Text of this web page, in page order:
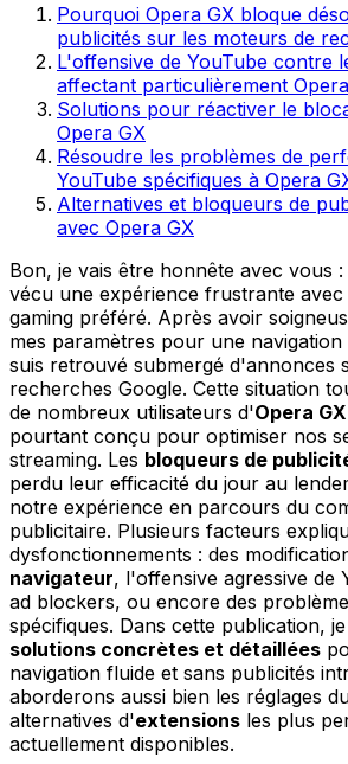
Pourquoi Opera GX bloque
publicités sur les moteurs de
L'offensive de YouTube contre
affectant particulièrement
Solutions pour réactiver le
Opera GX
Résoudre les problèmes de
YouTube spécifiques à Opera
Alternatives et bloqueurs de
avec Opera GX
Bon, je vais être honnête avec vous
vécu une expérience frustrante
gaming préféré. Après avoir
mes paramètres pour une
suis retrouvé submergé d'annonces
recherches Google. Cette situation
de nombreux utilisateurs d'Opera GX
pourtant conçu pour optimiser nos
streaming. Les bloqueurs de
perdu leur efficacité du jour au
notre expérience en parcours du
publicitaire. Plusieurs facteurs
dysfonctionnements : des
navigateur, l'offensive agressive de
ad blockers, ou encore des
spécifiques. Dans cette publication,
solutions concrètes et détaillées
navigation fluide et sans publicités
aborderons aussi bien les réglages
alternatives d'extensions les plus
actuellement disponibles.